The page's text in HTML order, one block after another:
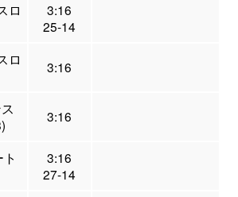
ロ
3:16
25-14
ロ
3:16
3:16
3:16
27-14